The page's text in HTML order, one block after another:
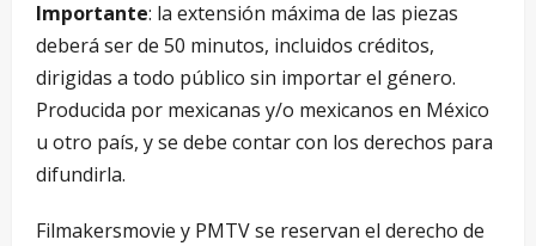
Importante: la extensión máxima de las piezas
deberá ser de 50 minutos, incluidos créditos,
dirigidas a todo público sin importar el género.
Producida por mexicanas y/o mexicanos en México
u otro país, y se debe contar con los derechos para
difundirla.
Filmakersmovie y PMTV se reservan el derecho de